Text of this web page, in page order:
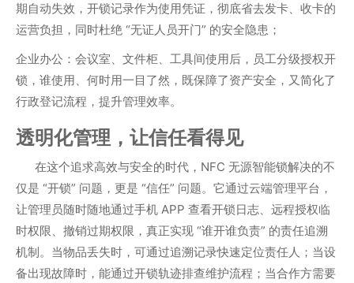
期自动失效，开锁记录作为使用凭证，彻底省去发卡、收卡的
运营负担，同时杜绝 “无证人员开门” 的安全隐患；
企业办公 ：会议室、文件柜、工具间使用后，员工分级授权开
锁，谁使用、何时用一目了然，既保障了资产安全，又简化了
行政登记流程，提升管理效率。
透明化管理，让信任看得见
在这个追求高效与安全的时代，NFC 无源智能锁解决的不
仅是 “开锁” 问题，更是 “信任” 问题。它通过云端管理平台，
让管理员随时随地通过手机 APP 查看开锁日志、远程授权临
时权限、撤销过期权限，真正实现 “谁开谁负责” 的责任追溯
机制。当物品丢失时，可通过追溯记录快速定位责任人；当设
备出现故障时，能通过开锁轨迹排查维护流程；当合作方需要